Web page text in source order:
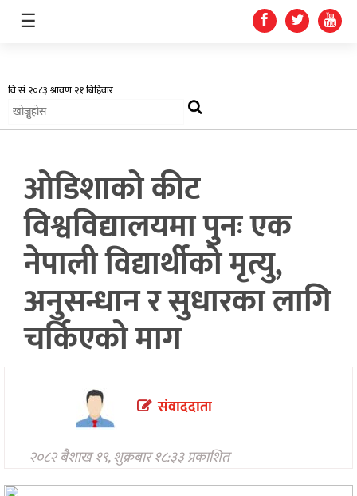
अर्थतन्त्र
स्वास्थ्य
शिक्षा
प्रदेश
खेलकुद
सूचना
अन्तर्राष्ट्रिय
अन्तरवार्ता/
विचार
थप
☰
ओडिशाको कीट
विश्वविद्यालयमा पुनः एक
नेपाली विद्यार्थीको मृत्यु,
अनुसन्धान र सुधारका लागि
चर्किएको माग
संवाददाता
२०८२ बैशाख १९, शुक्रबार १८:३३ प्रकाशित